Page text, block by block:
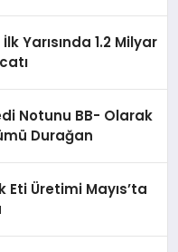
Yarısında 1.2 Milyar
Notunu BB- Olarak
Durağan
Eti Üretimi Mayıs’ta